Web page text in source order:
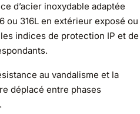
d’acier inoxydable adaptée
ou 316L en extérieur exposé ou
indices de protection IP et de
au vandalisme et la
déplacé entre phases